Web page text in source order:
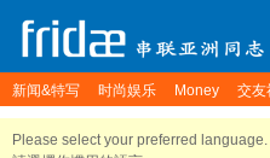
新闻&特写 时尚娱乐 Money 交友
Please select your preferred language.